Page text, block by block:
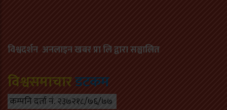
विश्वदर्शन अनलाइन खबर प्रा लि द्वारा सञ्चालित
विश्वसमाचारडटकम
कम्पनि दर्ता नं. २३७२१८/७६/७७